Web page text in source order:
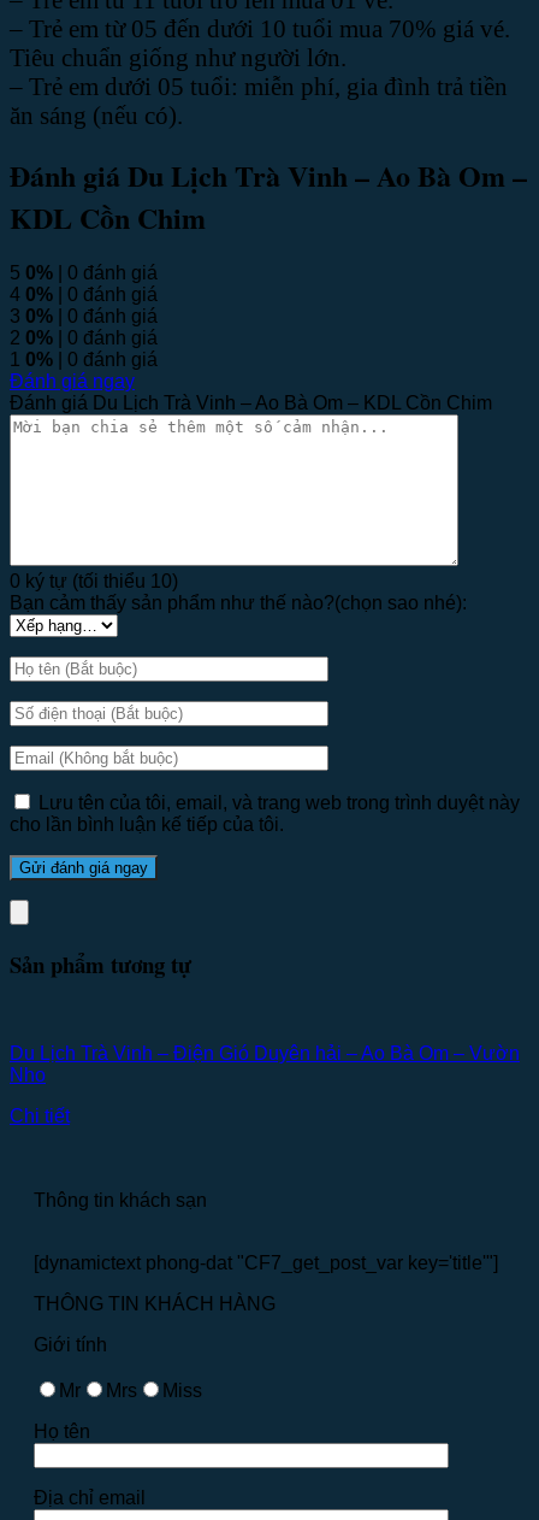
– Trẻ em từ 05 đến dưới 10 tuổi mua 70% giá vé.
Tiêu chuẩn giống như người lớn.
– Trẻ em dưới 05 tuổi: miễn phí, gia đình trả tiền
ăn sáng (nếu có).
Đánh giá Du Lịch Trà Vinh – Ao Bà Om –
KDL Cồn Chim
5 0% | 0 đánh giá
4 0% | 0 đánh giá
3 0% | 0 đánh giá
2 0% | 0 đánh giá
1 0% | 0 đánh giá
Đánh giá ngay
Đánh giá Du Lịch Trà Vinh – Ao Bà Om – KDL Cồn Chim
0 ký tự (tối thiểu 10)
Bạn cảm thấy sản phẩm như thế nào?(chọn sao nhé):
Lưu tên của tôi, email, và trang web trong trình duyệt này
cho lần bình luận kế tiếp của tôi.
Sản phẩm tương tự
Du Lịch Trà Vinh – Điện Gió Duyên hải – Ao Bà Om – Vườn
Nho
Chi tiết
Thông tin khách sạn
[dynamictext phong-dat "CF7_get_post_var key='title'"]
THÔNG TIN KHÁCH HÀNG
Giới tính
Mr Mrs
Miss
Họ tên
Địa chỉ email